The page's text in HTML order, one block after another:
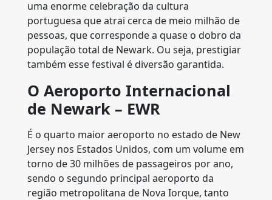
uma enorme celebração da cultura
portuguesa que atrai cerca de meio milhão de
pessoas, que corresponde a quase o dobro da
população total de Newark. Ou seja, prestigiar
também esse festival é diversão garantida.
O Aeroporto Internacional
de Newark – EWR
É o quarto maior aeroporto no estado de New
Jersey nos Estados Unidos, com um volume em
torno de 30 milhões de passageiros por ano,
sendo o segundo principal aeroporto da
região metropolitana de Nova Iorque, tanto